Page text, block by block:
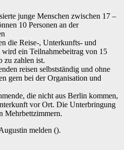
junge Menschen zwischen 17 –
10 Personen an der
die Reise-, Unterkunfts- und
ein Teilnahmebeitrag von 15
zu zahlen ist.
reisen selbstständig und ohne
gern bei der Organisation und
die nicht aus Berlin kommen,
vor Ort. Die Unterbringung
Mehrbettzimmern.
melden ().